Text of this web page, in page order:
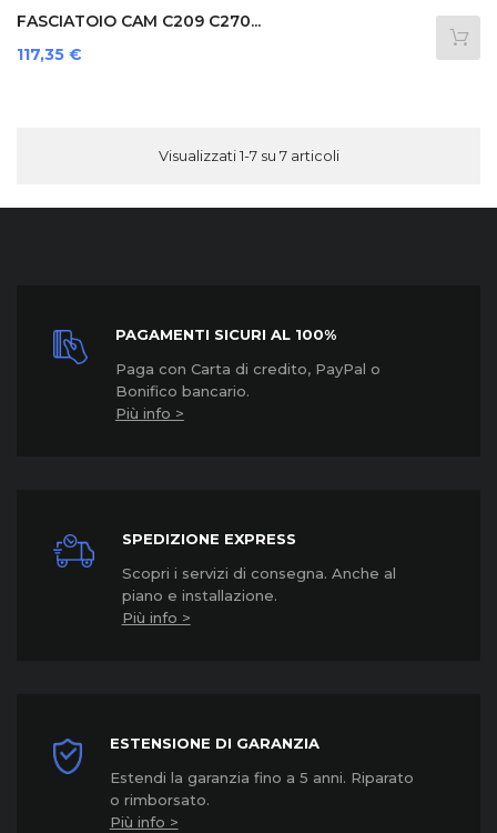
FASCIATOIO CAM C209 C270...
Prezzo
117,35 €
Visualizzati 1-7 su 7 articoli
PAGAMENTI SICURI AL 100%
Paga con Carta di credito, PayPal o
Bonifico bancario.
Più info >
SPEDIZIONE EXPRESS
Scopri i servizi di consegna. Anche al
piano e installazione.
Più info >
ESTENSIONE DI GARANZIA
Estendi la garanzia fino a 5 anni. Riparato
o rimborsato.
Più info >